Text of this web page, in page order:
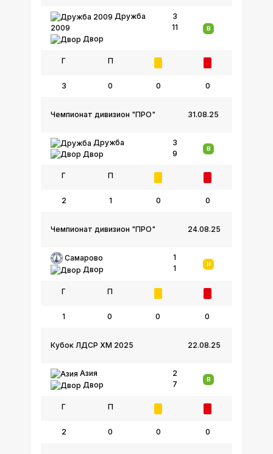
Дружба
2009
Двор
3
11
В
Г П
3 0 0 0
31.08.25
Чемпионат дивизион "ПРО"
Дружба
Двор
3
9
В
Г П
2 1 0 0
24.08.25
Чемпионат дивизион "ПРО"
Самарово
Двор
1
1
Н
Г П
1 0 0 0
22.08.25
Кубок ЛДСР ХМ 2025
Азия
Двор
2
7
В
Г П
2 0 0 0